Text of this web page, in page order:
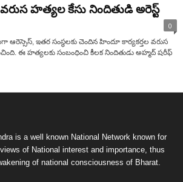
హత్యల కేసు నిందితుడి అరెస్ట్
0
ఆరెస్సెస్, ఇతర సంస్థలకు చెందిన హిందూ కార్యకర్తల వరుస
ఈ హత్యలకు సంబంధించి కీలక నిందితుడు అహ్మద్ షరీఫ్
is a well known National Network known for
of National interest and importance, thus
of national consciousness of Bharat.